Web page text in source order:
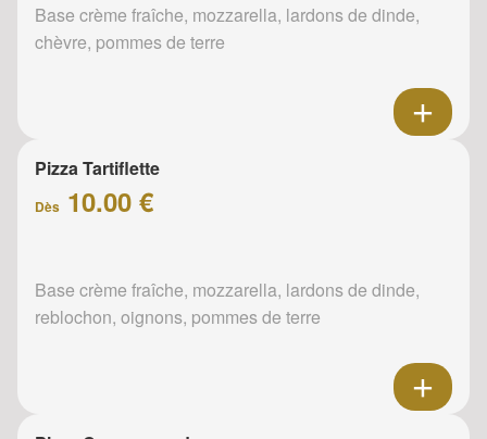
Base crème fraîche, mozzarella, lardons de dinde,
chèvre, pommes de terre
Pizza Tartiflette
Dès 10.00 €
Base crème fraîche, mozzarella, lardons de dinde,
reblochon, oignons, pommes de terre